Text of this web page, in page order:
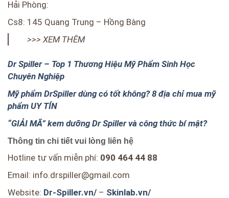
Hải Phòng:
Cs8: 145 Quang Trung – Hồng Bàng
>>> XEM THÊM
Dr Spiller – Top 1 Thương Hiệu Mỹ Phẩm Sinh Học
Chuyên Nghiệp
Mỹ phẩm DrSpiller dùng có tốt không? 8 địa chỉ mua mỹ
phẩm UY TÍN
“GIẢI MÃ” kem dưỡng Dr Spiller và công thức bí mật?
Thông tin chi tiết vui lòng liên hệ
Hotline tư vấn miễn phí: 090 464 44 88
Email: info.drspiller@gmail.com
Website: Dr-Spiller.vn/ – Skinlab.vn/